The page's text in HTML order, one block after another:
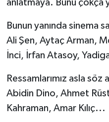
anlatmaya. Bunu çokça
Bunun yanında sinema
Ali Şen, Aytaç Arman,
İnci, İrfan Atasoy,
Ressamlarımız asla söz
Abidin Dino, Ahmet
Kahraman, Amar Kılıç...